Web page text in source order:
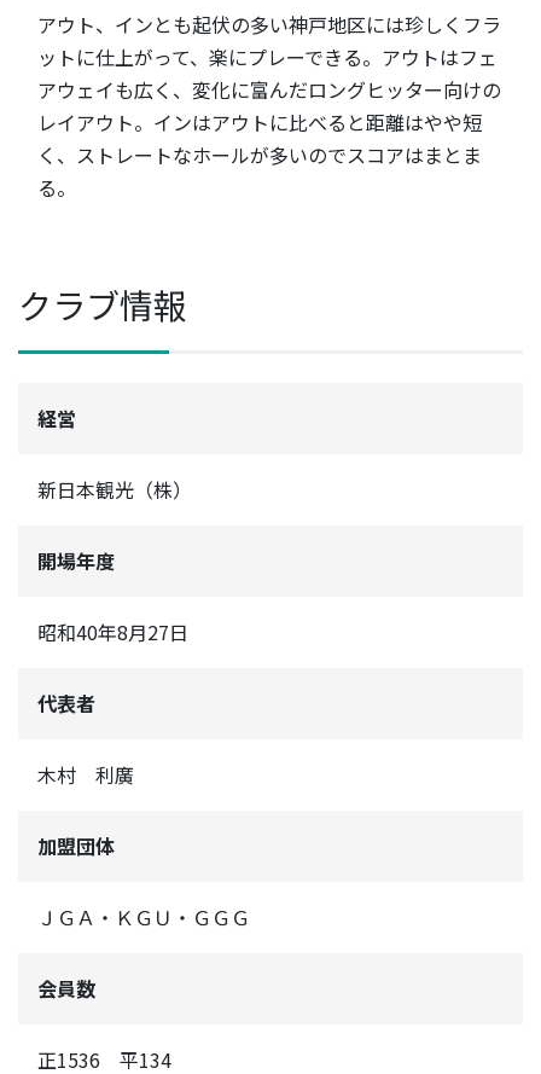
アウト、インとも起伏の多い神戸地区には珍しくフラ
ットに仕上がって、楽にプレーできる。アウトはフェ
アウェイも広く、変化に富んだロングヒッター向けの
レイアウト。インはアウトに比べると距離はやや短
く、ストレートなホールが多いのでスコアはまとま
る。
クラブ情報
経営
新日本観光（株）
開場年度
昭和40年8月27日
代表者
木村 利廣
加盟団体
ＪＧＡ・ＫＧＵ・ＧＧＧ
会員数
正1536 平134